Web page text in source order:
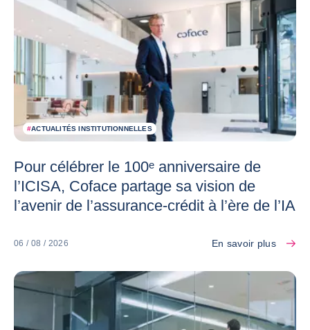
#ACTUALITÉS INSTITUTIONNELLES
Pour célébrer le 100ᵉ anniversaire de
l’ICISA, Coface partage sa vision de
l’avenir de l’assurance-crédit à l’ère de l’IA
06 / 08 / 2026 En savoir plus